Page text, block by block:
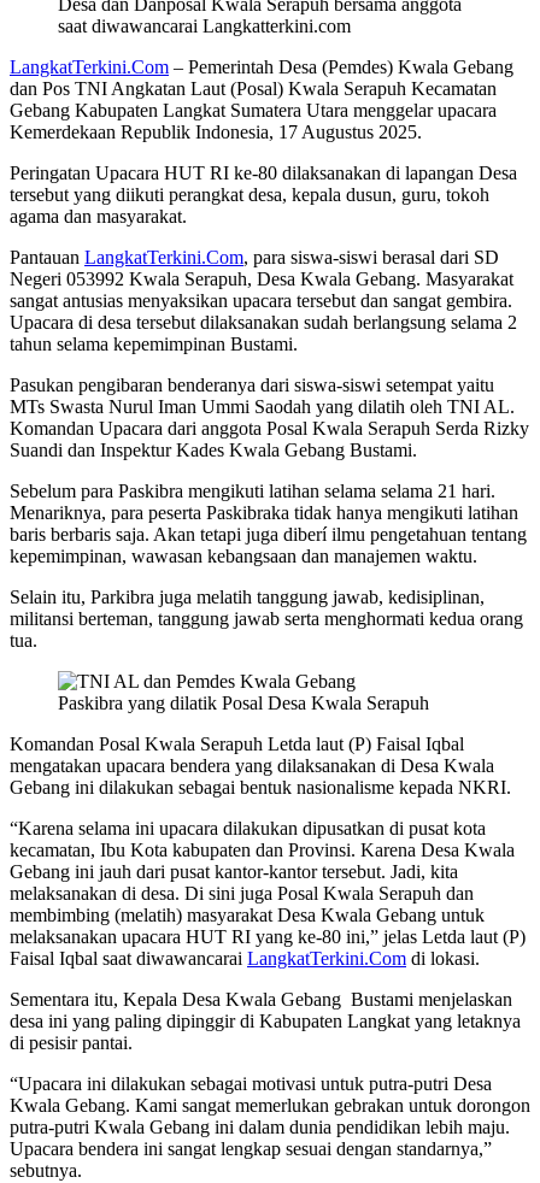
Desa dan Danposal Kwala Serapuh bersama anggota
saat diwawancarai Langkatterkini.com
LangkatTerkini.Com – Pemerintah Desa (Pemdes) Kwala Gebang
dan Pos TNI Angkatan Laut (Posal) Kwala Serapuh Kecamatan
Gebang Kabupaten Langkat Sumatera Utara menggelar upacara
Kemerdekaan Republik Indonesia, 17 Augustus 2025.
Peringatan Upacara HUT RI ke-80 dilaksanakan di lapangan Desa
tersebut yang diikuti perangkat desa, kepala dusun, guru, tokoh
agama dan masyarakat.
Pantauan LangkatTerkini.Com, para siswa-siswi berasal dari SD
Negeri 053992 Kwala Serapuh, Desa Kwala Gebang. Masyarakat
sangat antusias menyaksikan upacara tersebut dan sangat gembira.
Upacara di desa tersebut dilaksanakan sudah berlangsung selama 2
tahun selama kepemimpinan Bustami.
Pasukan pengibaran benderanya dari siswa-siswi setempat yaitu
MTs Swasta Nurul Iman Ummi Saodah yang dilatih oleh TNI AL.
Komandan Upacara dari anggota Posal Kwala Serapuh Serda Rizky
Suandi dan Inspektur Kades Kwala Gebang Bustami.
Sebelum para Paskibra mengikuti latihan selama selama 21 hari.
Menariknya, para peserta Paskibraka tidak hanya mengikuti latihan
baris berbaris saja. Akan tetapi juga diberí ilmu pengetahuan tentang
kepemimpinan, wawasan kebangsaan dan manajemen waktu.
Selain itu, Parkibra juga melatih tanggung jawab, kedisiplinan,
militansi berteman, tanggung jawab serta menghormati kedua orang
tua.
Paskibra yang dilatik Posal Desa Kwala Serapuh
Komandan Posal Kwala Serapuh Letda laut (P) Faisal Iqbal
mengatakan upacara bendera yang dilaksanakan di Desa Kwala
Gebang ini dilakukan sebagai bentuk nasionalisme kepada NKRI.
“Karena selama ini upacara dilakukan dipusatkan di pusat kota
kecamatan, Ibu Kota kabupaten dan Provinsi. Karena Desa Kwala
Gebang ini jauh dari pusat kantor-kantor tersebut. Jadi, kita
melaksanakan di desa. Di sini juga Posal Kwala Serapuh dan
membimbing (melatih) masyarakat Desa Kwala Gebang untuk
melaksanakan upacara HUT RI yang ke-80 ini,” jelas Letda laut (P)
Faisal Iqbal saat diwawancarai LangkatTerkini.Com di lokasi.
Sementara itu, Kepala Desa Kwala Gebang Bustami menjelaskan
desa ini yang paling dipinggir di Kabupaten Langkat yang letaknya
di pesisir pantai.
“Upacara ini dilakukan sebagai motivasi untuk putra-putri Desa
Kwala Gebang. Kami sangat memerlukan gebrakan untuk dorongon
putra-putri Kwala Gebang ini dalam dunia pendidikan lebih maju.
Upacara bendera ini sangat lengkap sesuai dengan standarnya,”
sebutnya.